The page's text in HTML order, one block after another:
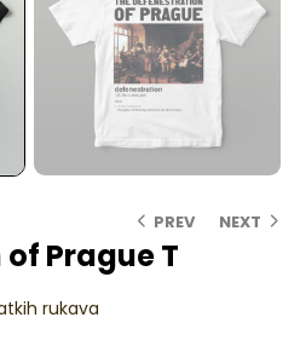
PREV NEXT
Prague T
rukava